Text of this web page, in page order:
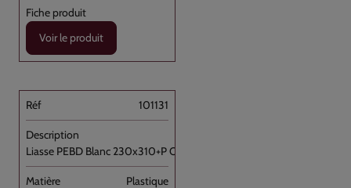
Voir le produit
101131
Liasse PEBD Blanc 230x310+P OD+barrette [...]
Plastique